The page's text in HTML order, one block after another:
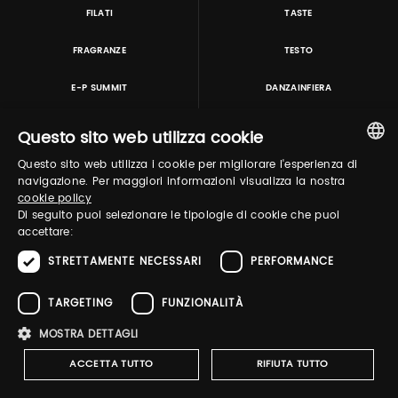
FILATI TASTE
FRAGRANZE TESTO
E-P SUMMIT DANZAINFIERA
imprese Firenze REA FI-363274 ·
·Accessibility Statement
ITALIAN
Questo sito web utilizza cookie
Questo sito web utilizza i cookie per migliorare l'esperienza di
navigazione. Per maggiori informazioni visualizza la nostra
cookie policy
Di seguito puoi selezionare le tipologie di cookie che puoi
accettare:
STRETTAMENTE NECESSARI
PERFORMANCE
TARGETING
FUNZIONALITÀ
MOSTRA DETTAGLI
ACCETTA TUTTO RIFIUTA TUTTO